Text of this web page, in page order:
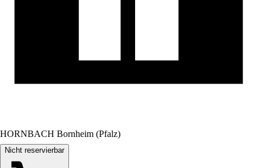
HORNBACH Bornheim (Pfalz)
Nicht reservierbar